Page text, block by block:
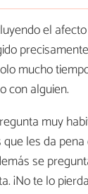
el
mucho
con alguien.
muy
que les da
se
¡No te lo